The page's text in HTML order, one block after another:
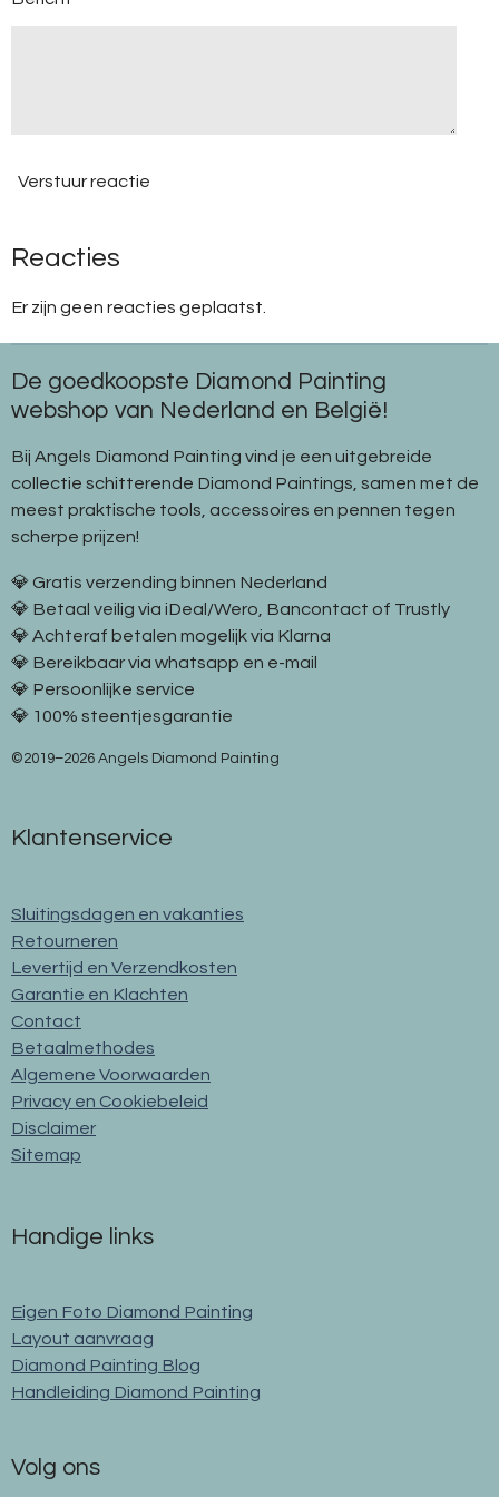
Verstuur reactie
Reacties
Er zijn geen reacties geplaatst.
De goedkoopste Diamond Painting
webshop van Nederland en België!
Bij Angels Diamond Painting vind je een uitgebreide
collectie schitterende Diamond Paintings, samen met de
meest praktische tools, accessoires en pennen tegen
scherpe prijzen!
💎 Gratis verzending binnen Nederland
💎 Betaal veilig via iDeal/Wero, Bancontact of Trustly
💎 Achteraf betalen mogelijk via Klarna
💎 Bereikbaar via whatsapp en e-mail
💎 Persoonlijke service
💎 100% steentjesgarantie
©2019–2026 Angels Diamond Painting
Klantenservice
Sluitingsdagen en vakanties
Retourneren
Levertijd en Verzendkosten
Garantie en Klachten
Contact
Betaalmethodes
Algemene Voorwaarden
Privacy en Cookiebeleid
Disclaimer
Sitemap
Handige links
Eigen Foto Diamond Painting
Layout aanvraag
Diamond Painting Blog
Handleiding Diamond Painting
Volg ons